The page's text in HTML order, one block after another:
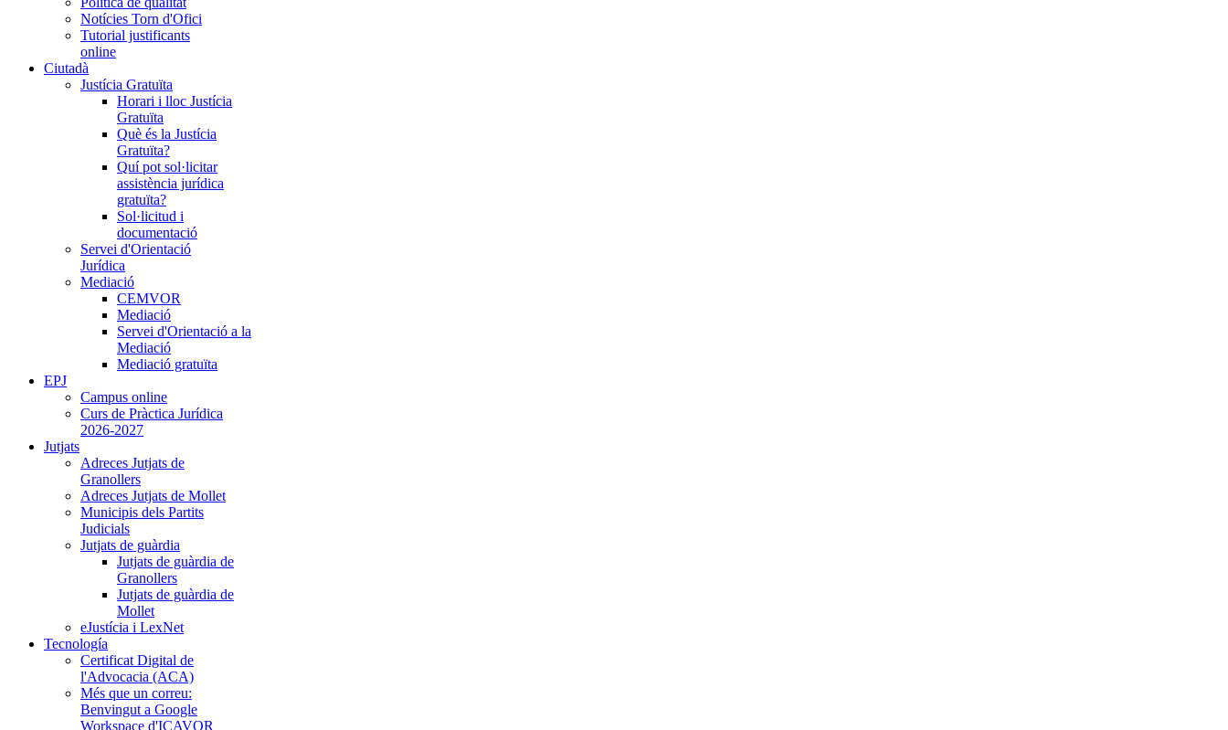
Notícies Torn d'Ofici
Tutorial justificants
online
Ciutadà
Justícia Gratuïta
Horari i lloc Justícia
Gratuïta
Què és la Justícia
Gratuïta?
Quí pot sol·licitar
assistència jurídica
gratuïta?
Sol·licitud i
documentació
Servei d'Orientació
Jurídica
Mediació
CEMVOR
Mediació
Servei d'Orientació a la
Mediació
Mediació gratuïta
EPJ
Campus online
Curs de Pràctica Jurídica
2026-2027
Jutjats
Adreces Jutjats de
Granollers
Adreces Jutjats de Mollet
Municipis dels Partits
Judicials
Jutjats de guàrdia
Jutjats de guàrdia de
Granollers
Jutjats de guàrdia de
Mollet
eJustícia i LexNet
Tecnología
Certificat Digital de
l'Advocacia (ACA)
Més que un correu:
Benvingut a Google
Workspace d'ICAVOR